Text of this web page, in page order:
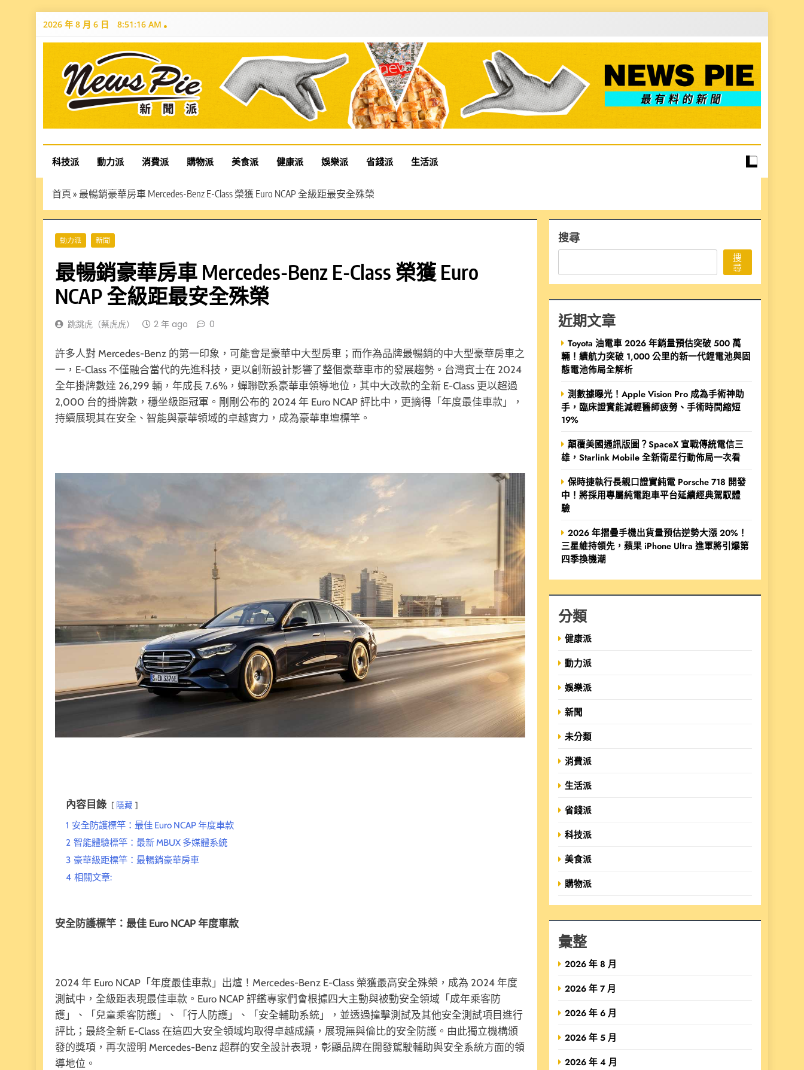
Skip
2026 年 8 月 6 日 8:51:18 AM
News Pie
最有料的新聞
科技派 動力派 消費派 購物派 美食派 健康派 娛樂派 省錢派 生活派
首頁 » 最暢銷豪華房車 Mercedes-Benz E-Class 榮獲 Euro NCAP 全級距最安全殊榮
動力派 新聞
最暢銷豪華房車 Mercedes-Benz E-Class 榮獲 Euro
NCAP 全級距最安全殊榮
跳跳虎（蔡虎虎） 2 年 ago 0
許多人對 Mercedes-Benz 的第一印象，可能會是豪華中大型房車；而作為品牌最暢銷的中大型豪華房車之
一，E-Class 不僅融合當代的先進科技，更以創新設計影響了整個豪華車市的發展趨勢。台灣賓士在 2024
全年掛牌數達 26,299 輛，年成長 7.6%，蟬聯歐系豪華車領導地位，其中大改款的全新 E-Class 更以超過
2,000 台的掛牌數，穩坐級距冠軍。剛剛公布的 2024 年 Euro NCAP 評比中，更摘得「年度最佳車款」，
持續展現其在安全、智能與豪華領域的卓越實力，成為豪華車壇標竿。
內容目錄 隱藏
1 安全防護標竿：最佳 Euro NCAP 年度車款
2 智能體驗標竿：最新 MBUX 多媒體系統
3 豪華級距標竿：最暢銷豪華房車
4 相關文章:
安全防護標竿：最佳 Euro NCAP 年度車款
2024 年 Euro NCAP「年度最佳車款」出爐！Mercedes-Benz E-Class 榮獲最高安全殊榮，成為 2024 年度
測試中，全級距表現最佳車款。Euro NCAP 評鑑專家們會根據四大主動與被動安全領域「成年乘客防
護」、「兒童乘客防護」、「行人防護」、「安全輔助系統」，並透過撞擊測試及其他安全測試項目進行
評比；最終全新 E-Class 在這四大安全領域均取得卓越成績，展現無與倫比的安全防護。由此獨立機構頒
發的獎項，再次證明 Mercedes-Benz 超群的安全設計表現，彰顯品牌在開發駕駛輔助與安全系統方面的領
導地位。
搜尋
搜
尋
近期文章
Toyota 油電車 2026 年銷量預估突破 500 萬
輛！續航力突破 1,000 公里的新一代鋰電池與固
態電池佈局全解析
測數據曝光！Apple Vision Pro 成為手術神助
手，臨床證實能減輕醫師疲勞、手術時間縮短
19%
顛覆美國通訊版圖？SpaceX 宣戰傳統電信三
雄，Starlink Mobile 全新衛星行動佈局一次看
保時捷執行長親口證實純電 Porsche 718 開發
中！將採用專屬純電跑車平台延續經典駕馭體
驗
2026 年摺疊手機出貨量預估逆勢大漲 20%！
三星維持領先，蘋果 iPhone Ultra 進軍將引爆第
四季換機潮
分類
健康派
動力派
娛樂派
新聞
未分類
消費派
生活派
省錢派
科技派
美食派
購物派
彙整
2026 年 8 月
2026 年 7 月
2026 年 6 月
2026 年 5 月
2026 年 4 月